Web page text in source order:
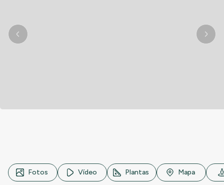
Rua Nossa Senhora do Bom Conselho, n° 65, Chácara
Fotos Vídeo Plantas Mapa